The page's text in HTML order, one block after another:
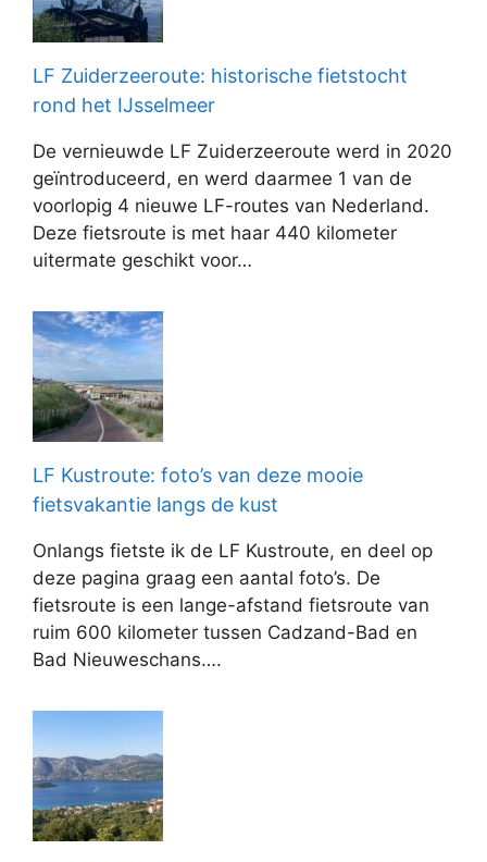
LF Zuiderzeeroute: historische fietstocht
rond het IJsselmeer
De vernieuwde LF Zuiderzeeroute werd in 2020
geïntroduceerd, en werd daarmee 1 van de
voorlopig 4 nieuwe LF-routes van Nederland.
Deze fietsroute is met haar 440 kilometer
uitermate geschikt voor…
LF Kustroute: foto’s van deze mooie
fietsvakantie langs de kust
Onlangs fietste ik de LF Kustroute, en deel op
deze pagina graag een aantal foto’s. De
fietsroute is een lange-afstand fietsroute van
ruim 600 kilometer tussen Cadzand-Bad en
Bad Nieuweschans….